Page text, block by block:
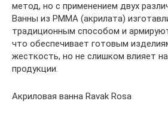
метод, но с применением двух
Ванны из PMMA (акрилата)
традиционным способом и
что обеспечивает готовым
жесткость, но не слишком влияет
продукции.
Акриловая ванна Ravak Rosa